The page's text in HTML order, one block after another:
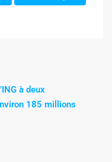
à deux
185 millions